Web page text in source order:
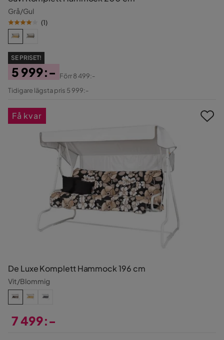
Grå/Gul
(1)
SE PRISET!
Pris
5 999:-
Original
Förr8 499:-
Tidigare lägsta pris 5 999:-
De Luxe Komplett Hammock 196 cm
Vit/Blommig
7 499:-
Få kvar